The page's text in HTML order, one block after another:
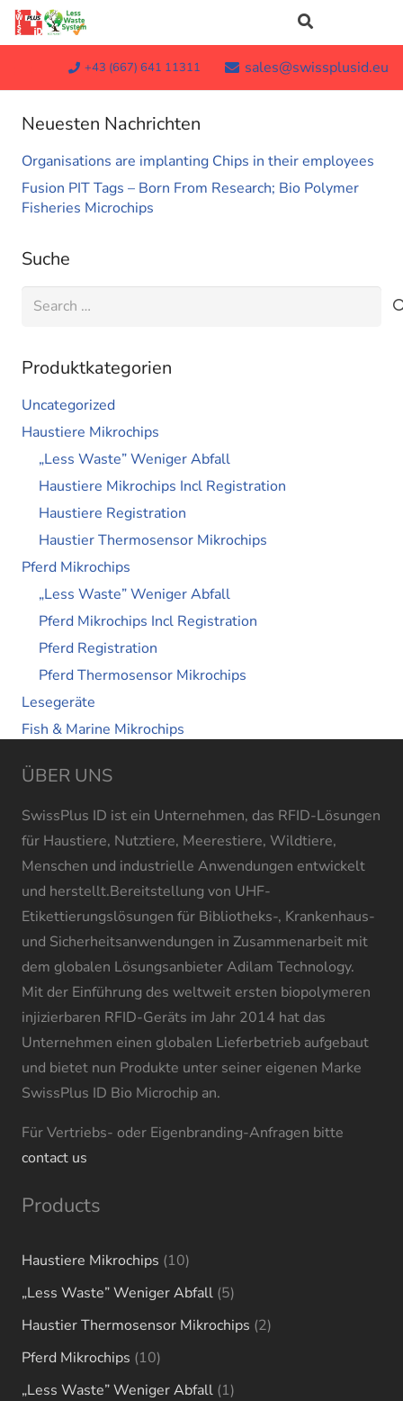
+43 (667) 641 11311 sales@swissplusid.eu
Neuesten Nachrichten
Organisations are implanting Chips in their employees
Fusion PIT Tags – Born From Research; Bio Polymer
Fisheries Microchips
Suche
Search
Produktkategorien
Uncategorized
Haustiere Mikrochips
„Less Waste” Weniger Abfall
Haustiere Mikrochips Incl Registration
Haustiere Registration
Haustier Thermosensor Mikrochips
Pferd Mikrochips
„Less Waste” Weniger Abfall
Pferd Mikrochips Incl Registration
Pferd Registration
Pferd Thermosensor Mikrochips
Lesegeräte
Fish & Marine Mikrochips
ÜBER UNS
SwissPlus ID ist ein Unternehmen, das RFID-Lösungen
für Haustiere, Nutztiere, Meerestiere, Wildtiere,
Menschen und industrielle Anwendungen entwickelt
und herstellt.Bereitstellung von UHF-
Etikettierungslösungen für Bibliotheks-, Krankenhaus-
und Sicherheitsanwendungen in Zusammenarbeit mit
dem globalen Lösungsanbieter Adilam Technology.
Mit der Einführung des weltweit ersten biopolymeren
injizierbaren RFID-Geräts im Jahr 2014 hat das
Unternehmen einen globalen Lieferbetrieb aufgebaut
und bietet nun Produkte unter seiner eigenen Marke
SwissPlus ID Bio Microchip an.
Für Vertriebs- oder Eigenbranding-Anfragen bitte
contact us
Products
Haustiere Mikrochips 1010
products
„Less Waste” Weniger Abfall 55
products
Haustier Thermosensor Mikrochips 22
Pferd Mikrochips 1010
products
„Less Waste” Weniger Abfall 11